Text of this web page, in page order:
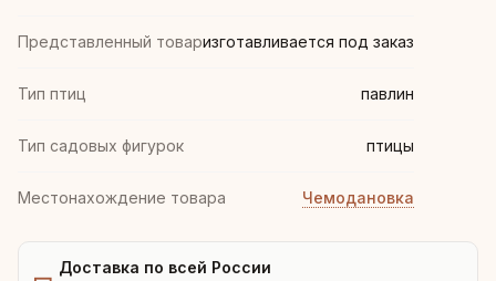
Представленный товаризготавливается под заказ
Тип птиц павлин
Тип садовых фигурок птицы
Местонахождение товара Чемодановка
Доставка по всей России